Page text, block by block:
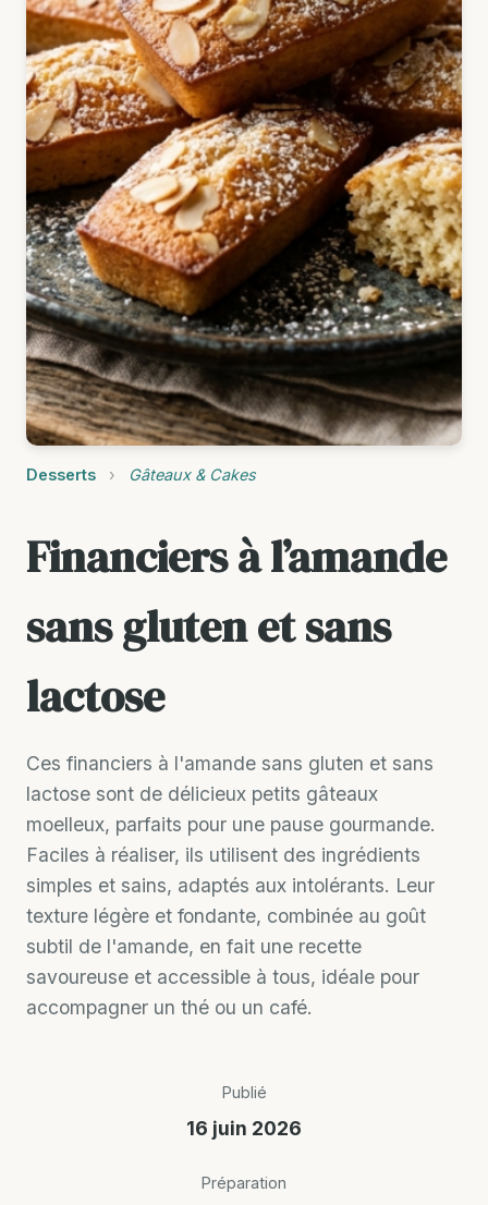
Desserts › Gâteaux & Cakes
Financiers à l’amande
sans gluten et sans
lactose
Ces financiers à l'amande sans gluten et sans
lactose sont de délicieux petits gâteaux
moelleux, parfaits pour une pause gourmande.
Faciles à réaliser, ils utilisent des ingrédients
simples et sains, adaptés aux intolérants. Leur
texture légère et fondante, combinée au goût
subtil de l'amande, en fait une recette
savoureuse et accessible à tous, idéale pour
accompagner un thé ou un café.
Publié
16 juin 2026
Préparation